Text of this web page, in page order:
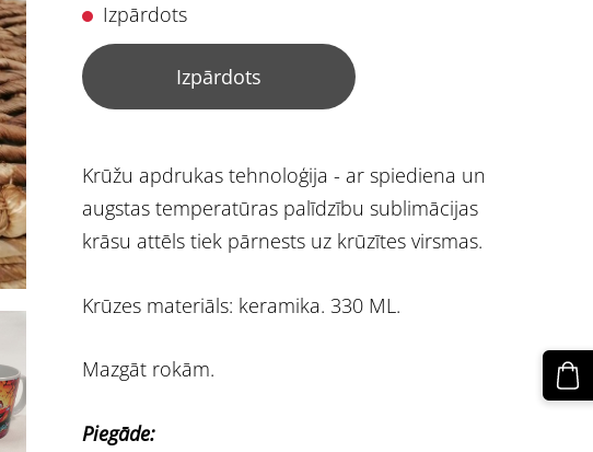
Izpārdots
Izpārdots
Krūžu apdrukas tehnoloģija - ar spiediena un
augstas temperatūras palīdzību sublimācijas
krāsu attēls tiek pārnests uz krūzītes virsmas.
Krūzes materiāls: keramika. 330 ML.
Mazgāt rokām.
Piegāde: